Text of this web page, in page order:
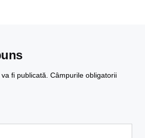
fi publicată. Câmpurile obligatorii